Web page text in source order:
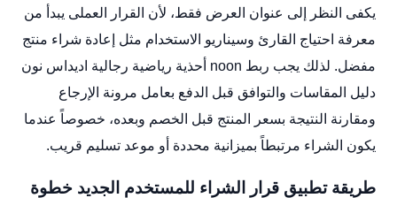
يكفى النظر إلى عنوان العرض فقط، لأن القرار العملى يبدأ من
معرفة احتياج القارئ وسيناريو الاستخدام مثل إعادة شراء منتج
مفضل. لذلك يجب ربط noon أحذية رياضية رجالية اديداس نون
دليل المقاسات والتوافق قبل الدفع بعامل مرونة الإرجاع
ومقارنة النتيجة بسعر المنتج قبل الخصم وبعده، خصوصاً عندما
يكون الشراء مرتبطاً بميزانية محددة أو موعد تسليم قريب.
طريقة تطبيق قرار الشراء للمستخدم الجديد خطوة